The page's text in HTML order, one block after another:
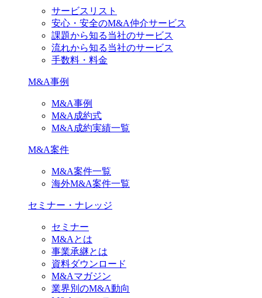
サービスリスト
安心・安全のM&A仲介サービス
課題から知る当社のサービス
流れから知る当社のサービス
手数料・料金
M&A事例
M&A事例
M&A成約式
M&A成約実績一覧
M&A案件
M&A案件一覧
海外M&A案件一覧
セミナー・ナレッジ
セミナー
M&Aとは
事業承継とは
資料ダウンロード
M&Aマガジン
業界別のM&A動向